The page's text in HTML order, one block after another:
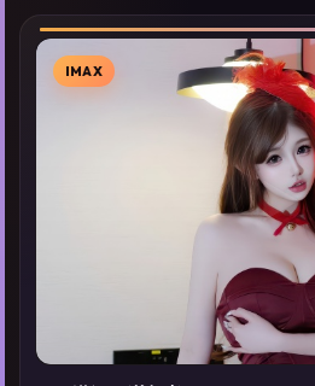
▶
IMAX